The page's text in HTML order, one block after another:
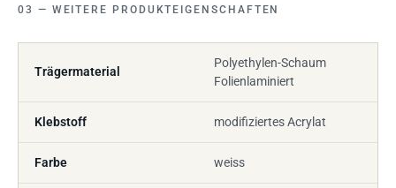
WEITERE PRODUKTEIGENSCHAFTEN
Trägermaterial
Polyethylen-Schaum
Folienlaminiert
Klebstoff modifiziertes Acrylat
Farbe weiss